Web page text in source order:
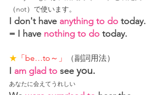
（not）で使います。
I don't have anything to do today.
= I have nothing to do today.
★ 「be…to～」 （副詞用法）
I am glad to see you.
あなたに会えてうれしい